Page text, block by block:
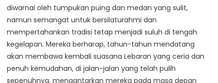
diwarnai oleh tumpukan puing dan medan yang sulit,
namun semangat untuk bersilaturahmi dan
mempertahankan tradisi tetap menjadi suluh di tengah
kegelapan. Mereka berharap, tahun-tahun mendatang
akan membawa kembali suasana Lebaran yang ceria dan
penuh kemudahan, di jalan-jalan yang telah pulih
sepenuhnya, mengantarkan mereka pada masa depan